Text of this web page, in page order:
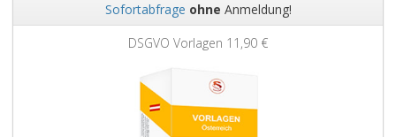
Sofortabfrage ohne Anmeldung!
DSGVO Vorlagen 11,90 €